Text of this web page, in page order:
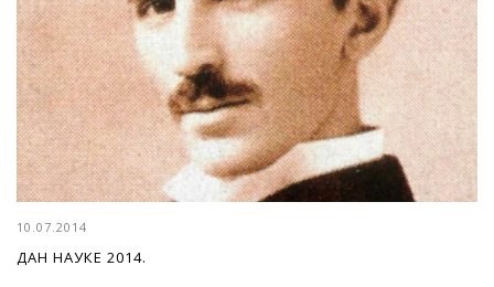
10.07.2014
ДАН НАУКЕ 2014.